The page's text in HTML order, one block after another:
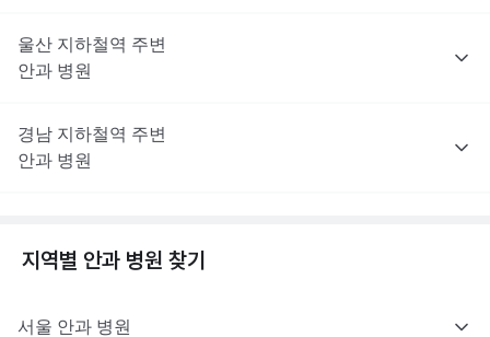
울산 지하철역 주변
안과 병원
경남 지하철역 주변
안과 병원
지역별 안과 병원 찾기
서울 안과 병원